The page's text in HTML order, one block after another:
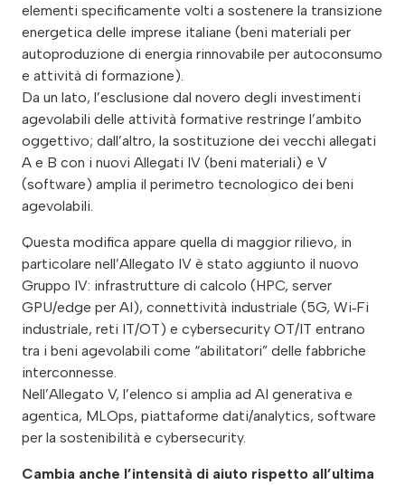
elementi specificamente volti a sostenere la transizione
energetica delle imprese italiane (beni materiali per
autoproduzione di energia rinnovabile per autoconsumo
e attività di formazione).
Da un lato, l’esclusione dal novero degli investimenti
agevolabili delle attività formative restringe l’ambito
oggettivo; dall’altro, la sostituzione dei vecchi allegati
A e B con i nuovi Allegati IV (beni materiali) e V
(software) amplia il perimetro tecnologico dei beni
agevolabili.
Questa modifica appare quella di maggior rilievo, in
particolare nell’Allegato IV è stato aggiunto il nuovo
Gruppo IV: infrastrutture di calcolo (HPC, server
GPU/edge per AI), connettività industriale (5G, Wi‑Fi
industriale, reti IT/OT) e cybersecurity OT/IT entrano
tra i beni agevolabili come “abilitatori” delle fabbriche
interconnesse.
Nell’Allegato V, l’elenco si amplia ad AI generativa e
agentica, MLOps, piattaforme dati/analytics, software
per la sostenibilità e cybersecurity.
Cambia anche l’intensità di aiuto rispetto all’ultima